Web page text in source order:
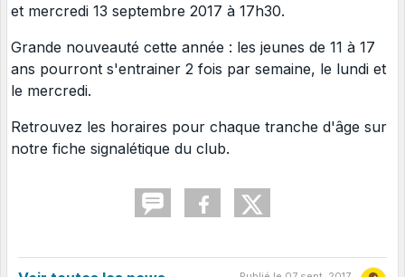
et mercredi 13 septembre 2017 à 17h30.
Grande nouveauté cette année : les jeunes de 11 à 17
ans pourront s'entrainer 2 fois par semaine, le lundi et
le mercredi.
Retrouvez les horaires pour chaque tranche d'âge sur
notre fiche signalétique du club.